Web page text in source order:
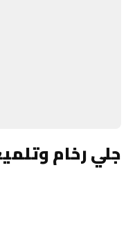
جلي رخام